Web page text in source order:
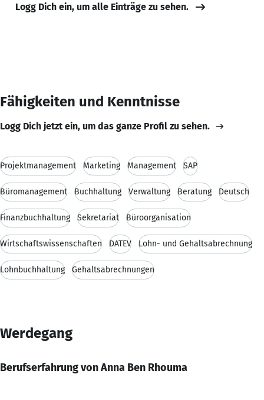
Logg Dich ein, um alle Einträge zu sehen.
Fähigkeiten und Kenntnisse
Logg Dich jetzt ein, um das ganze Profil zu sehen.
Projektmanagement Marketing Management SAP
Büromanagement Buchhaltung Verwaltung Beratung Deutsch
Finanzbuchhaltung Sekretariat Büroorganisation
Wirtschaftswissenschaften DATEV Lohn- und Gehaltsabrechnung
Lohnbuchhaltung Gehaltsabrechnungen
Werdegang
Berufserfahrung von Anna Ben Rhouma